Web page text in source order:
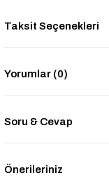
Taksit Seçenekleri
Yorumlar (0)
Soru & Cevap
Önerileriniz